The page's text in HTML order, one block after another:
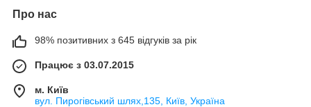
Про нас
98% позитивних з 645 відгуків за рік
Працює з 03.07.2015
м. Київ
вул. Пирогівський шлях,135, Київ, Україна